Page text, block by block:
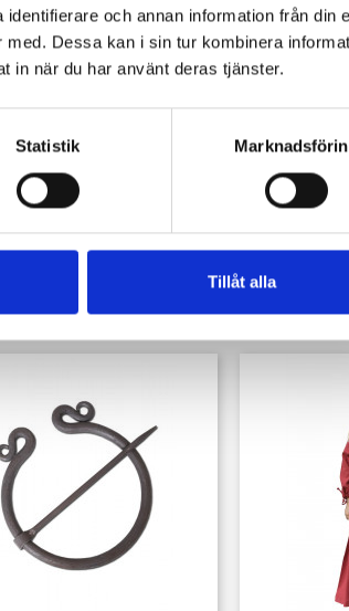
och annan information från din
Dessa kan i sin tur kombinera
in när du har använt deras tjänster.
Statistik
Tillåt alla